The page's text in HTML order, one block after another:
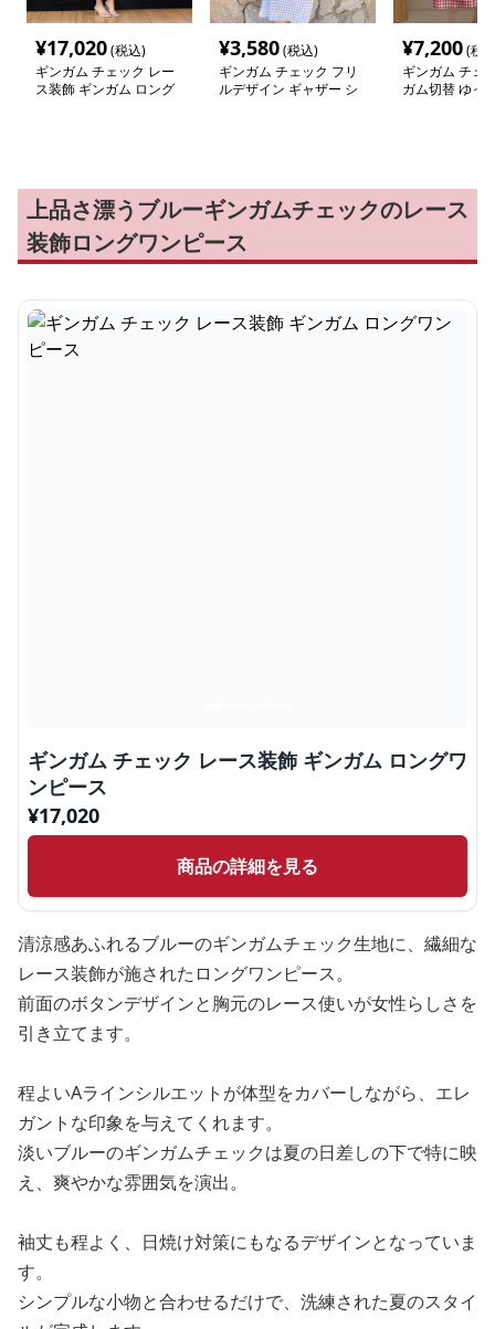
¥17,020(税込)
ギンガム チェック レー
ス装飾 ギンガム ロング
¥3,580(税込)
ギンガム チェック フリ
ルデザイン ギャザー シ
¥7,200(税
ギンガム チェ
ガム切替 ゆっ
上品さ漂うブルーギンガムチェックのレース
装飾ロングワンピース
ギンガム チェック レース装飾 ギンガム ロングワ
ンピース
¥17,020
商品の詳細を見る
清涼感あふれるブルーのギンガムチェック生地に、繊細な
レース装飾が施されたロングワンピース。
前面のボタンデザインと胸元のレース使いが女性らしさを
引き立てます。
程よいAラインシルエットが体型をカバーしながら、エレ
ガントな印象を与えてくれます。
淡いブルーのギンガムチェックは夏の日差しの下で特に映
え、爽やかな雰囲気を演出。
袖丈も程よく、日焼け対策にもなるデザインとなっていま
す。
シンプルな小物と合わせるだけで、洗練された夏のスタイ